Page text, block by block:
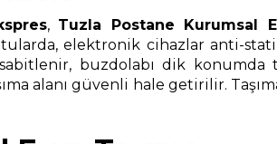
, Tuzla Postane Kurumsal
elektronik cihazlar anti-
buzdolabı dik konumda
güvenli hale getirilir. Taşıma